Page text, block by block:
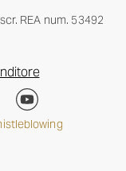
REA num. 53492